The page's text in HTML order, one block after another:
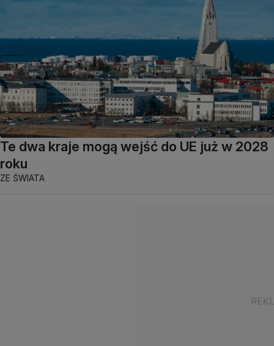
Te dwa kraje mogą wejść do UE już w 2028
roku
ZE ŚWIATA